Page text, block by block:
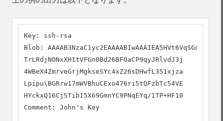
Key: ssh-rsa
Blob: AAAAB3NzaC1yc2EAAAABIwAAAIEA5HVt6VqSGd5P
TrLRdjNONxXH1tVFGn0Bd26BF0aCP9qyJRlvdJ3j
4WBeX4ZmrveGrjMgkseSYc4xZ26sDHwfL351xjza
Lpipu\BGRrw17mWVBhuCExo476ri5tQFzbTc54VE
HYckxQ16CjSTibI5X69GmnYC9PNqEYq/1TP+HF10
Comment: John's Key